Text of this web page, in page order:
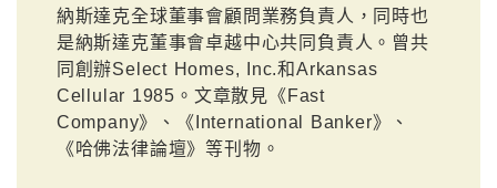
納斯達克全球董事會顧問業務負責人，同時也
是納斯達克董事會卓越中心共同負責人。曾共
同創辦Select Homes, Inc.和Arkansas
Cellular 1985。文章散見《Fast
Company》、《International Banker》、
《哈佛法律論壇》等刊物。